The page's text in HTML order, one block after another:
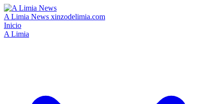
A Limia News xinzodelimia.com
Inicio
A Limia